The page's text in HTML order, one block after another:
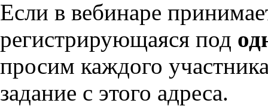
Если в вебинаре
регистрирующаяся под
просим каждого
задание с этого адреса.